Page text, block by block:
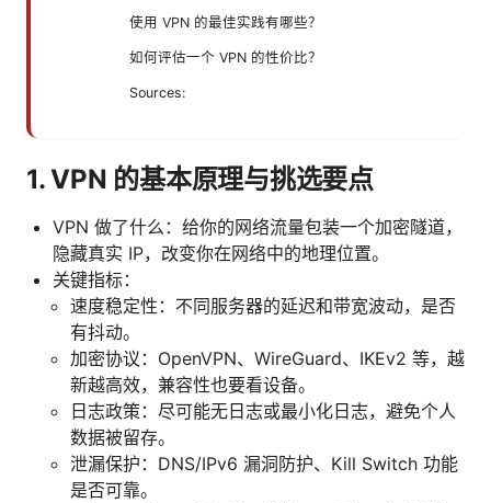
使用 VPN 的最佳实践有哪些？
如何评估一个 VPN 的性价比？
Sources:
1. VPN 的基本原理与挑选要点
VPN 做了什么：给你的网络流量包装一个加密隧道，
隐藏真实 IP，改变你在网络中的地理位置。
关键指标：
速度稳定性：不同服务器的延迟和带宽波动，是否
有抖动。
加密协议：OpenVPN、WireGuard、IKEv2 等，越
新越高效，兼容性也要看设备。
日志政策：尽可能无日志或最小化日志，避免个人
数据被留存。
泄漏保护：DNS/IPv6 漏洞防护、Kill Switch 功能
是否可靠。